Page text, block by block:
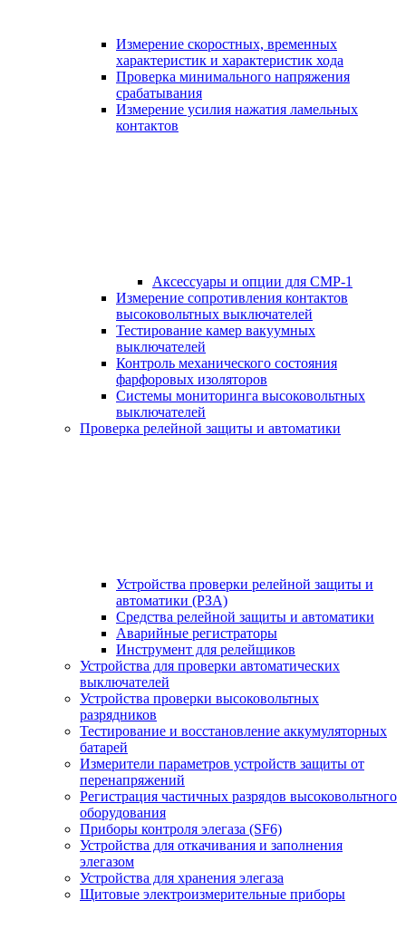
Измерение скоростных, временных
характеристик и характеристик хода
Проверка минимального напряжения
срабатывания
Измерение усилия нажатия ламельных
контактов
Аксессуары и опции для СМР-1
Измерение сопротивления контактов
высоковольтных выключателей
Тестирование камер вакуумных
выключателей
Контроль механического состояния
фарфоровых изоляторов
Системы мониторинга высоковольтных
выключателей
Проверка релейной защиты и автоматики
Устройства проверки релейной защиты и
автоматики (РЗА)
Средства релейной защиты и автоматики
Аварийные регистраторы
Инструмент для релейщиков
Устройства для проверки автоматических
выключателей
Устройства проверки высоковольтных
разрядников
Тестирование и восстановление аккумуляторных
батарей
Измерители параметров устройств защиты от
перенапряжений
Регистрация частичных разрядов высоковольтного
оборудования
Приборы контроля элегаза (SF6)
Устройства для откачивания и заполнения
элегазом
Устройства для хранения элегаза
Щитовые электроизмерительные приборы